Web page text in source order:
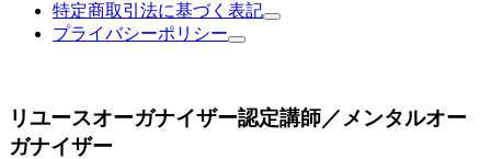
特定商取引法に基づく表記
プライバシーポリシー
リユースオーガナイザー認定講師／メンタルオー
ガナイザー